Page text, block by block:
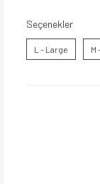
Seçenekler
L - Large M